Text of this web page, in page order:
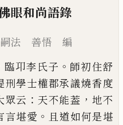
眼和尚語錄
嗣法 善悟 編
臨卭李氏子 。 師初住舒
刑學士權郡承議燒香度
眾云 ： 天不能葢 ， 地不
言堪愛 。 且道如何是堪